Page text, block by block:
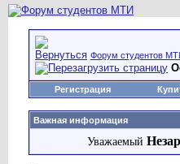
Форум студентов
Регистрация
Важная информация
Уважаемый